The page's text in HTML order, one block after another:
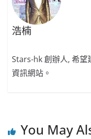
浩楠
Stars-hk 創辦人, 希望
資訊網站。
You May